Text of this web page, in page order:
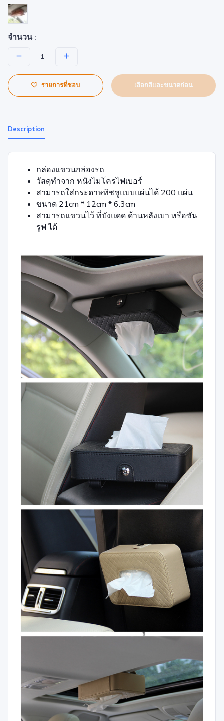
จำนวน :
รายการที่ชอบ เลือกสีและขนาดก่อน
Description
กล่องแขวนกล่องรถ
วัสดุทำจาก หนังไมโครไฟเบอร์
สามารถใส่กระดาษทิชชูแบบแผ่นได้ 200 แผ่น
ขนาด 21cm * 12cm * 6.3cm
สามารถแขวนไว้ ที่บังแดด ด้านหลังเบา หรือซัน
รูฟ ได้